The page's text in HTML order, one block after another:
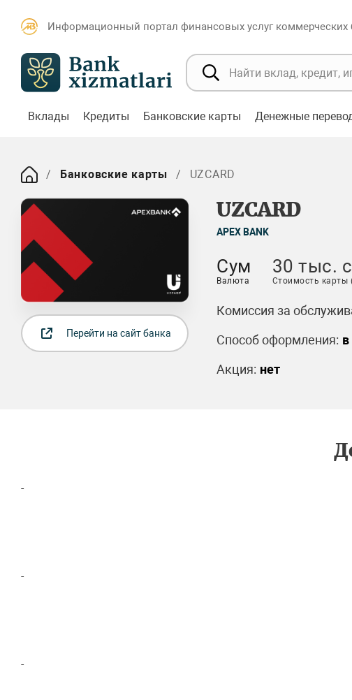
Информационный портал финансовых услуг коммерческих
Вклады Кредиты Банковские карты Денежные
Банковские карты UZCARD
UZCARD
APEX BANK
Перейти на сайт банка
Сум
Валюта
30 тыс.
Стоимость карты
Комиссия за
Способ оформления:
Акция: нет
-
-
-